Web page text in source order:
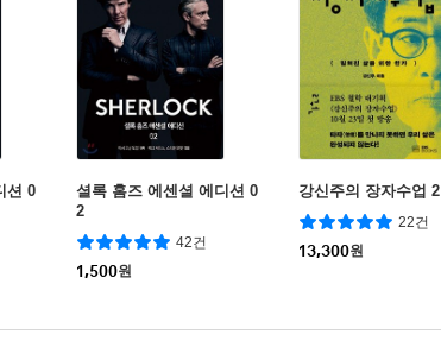
션 0
셜록 홈즈 에센셜 에디션 0
2
42건
1,500원
강신주의 장자수업 2
22건
13,300원